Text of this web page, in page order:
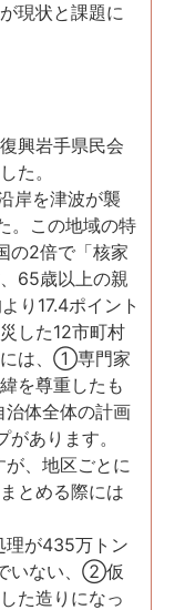
現状と課題に
興岩手県民会
た。
岸を津波が襲
。この地域の特
の2倍で「核家
65歳以上の親
り17.4ポイント
した12市町村
には、①専門家
を尊重したも
体全体の計画
あります。
、地区ごとに
とめる際には
が435万トン
いない、②仮
た造りになっ